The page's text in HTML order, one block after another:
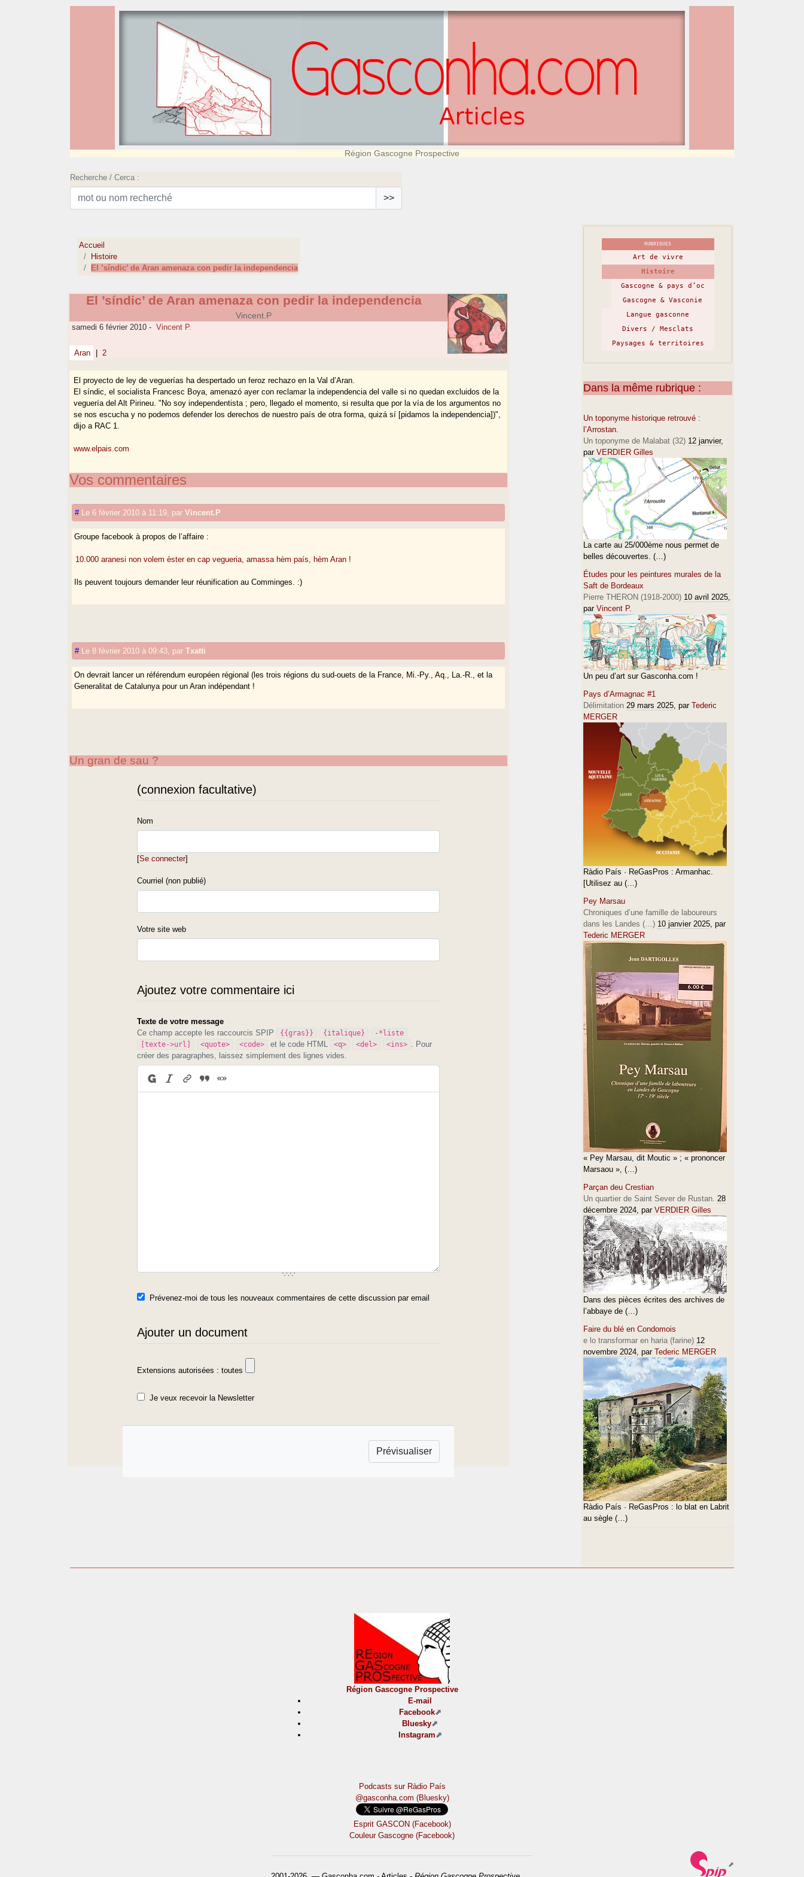
Région Gascogne Prospective
Recherche / Cerca :
>>
Accueil
Histoire
El ’síndic’ de Aran amenaza con pedir la independencia
El ’síndic’ de Aran amenaza con pedir la independencia
Vincent.P
samedi 6 février 2010 - Vincent P.
Aran 2
El proyecto de ley de veguerías ha despertado un feroz rechazo en la Val d’Aran.
El síndic, el socialista Francesc Boya, amenazó ayer con reclamar la independencia del valle si no quedan excluidos de la
veguería del Alt Pirineu. "No soy independentista ; pero, llegado el momento, si resulta que por la vía de los argumentos no
se nos escucha y no podemos defender los derechos de nuestro país de otra forma, quizá sí [pidamos la independencia])",
dijo a RAC 1.
www.elpais.com
Vos commentaires
# Le 6 février 2010 à 11:19 parVincent.P
Groupe facebook à propos de l’affaire :
10.000 aranesi non volem èster en cap vegueria, amassa hèm país, hèm Aran !
Ils peuvent toujours demander leur réunification au Comminges. :)
# Le 8 février 2010 à 09:43 parTxatti
On devrait lancer un référendum européen régional (les trois régions du sud-ouets de la France, Mi.-Py., Aq., La.-R., et la
Generalitat de Catalunya pour un Aran indépendant !
Un gran de sau ?
(connexion facultative)
Nom
[Se connecter]
Courriel (non publié)
Votre site web
Ajoutez votre commentaire ici
Texte de votre message
Ce champ accepte les raccourcis SPIP
{{gras}} {italique}
-*liste
[texte->url]
<quote> <code> et le code HTML <q> <del> <ins>
. Pour
créer des paragraphes, laissez simplement des lignes vides.
Prévenez-moi de tous les nouveaux commentaires de cette discussion par email
Ajouter un document
Extensions autorisées : toutes
Je veux recevoir la Newsletter
RUBRIQUES
Art de vivre
Histoire
Gascogne & pays d’oc
Gascogne & Vasconie
Langue gasconne
Divers / Mesclats
Paysages & territoires
Dans la même rubrique :
Un toponyme historique retrouvé :
l’Arrostan.
Un toponyme de Malabat (32) 12 janvier,
par VERDIER Gilles
La carte au 25/000ème nous permet de
belles découvertes. (…)
Études pour les peintures murales de la
Saft de Bordeaux
Pierre THERON (1918-2000) 10 avril 2025,
par Vincent P.
Un peu d’art sur Gasconha.com !
Pays d’Armagnac #1
Délimitation 29 mars 2025, par Tederic
MERGER
Ràdio País · ReGasPros : Armanhac.
[Utilisez au (…)
Pey Marsau
Chroniques d’une famille de laboureurs
dans les Landes (…) 10 janvier 2025, par
Tederic MERGER
« Pey Marsau, dit Moutic » ; « prononcer
Marsaou », (…)
Parçan deu Crestian
Un quartier de Saint Sever de Rustan. 28
décembre 2024, par VERDIER Gilles
Dans des pièces écrites des archives de
l’abbaye de (…)
Faire du blé en Condomois
e lo transformar en haria (farine) 12
novembre 2024, par Tederic MERGER
Ràdio País · ReGasPros : lo blat en Labrit
au sègle (…)
Région Gascogne Prospective
E-mail
Facebook
Bluesky
Instagram
Podcasts sur Ràdio País
@gasconha.com (Bluesky)
Esprit GASCON (Facebook)
Couleur Gascogne (Facebook)